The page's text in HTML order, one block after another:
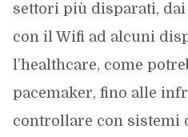
settori più disparati,
con il Wifi ad alcuni
l’healthcare, come
pacemaker, fino alle
controllare con sistemi